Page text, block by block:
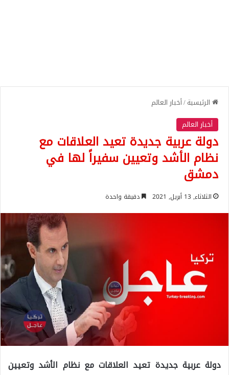
الرئيسية/أخبار العالم
أخبار العالم
دولة عربية جديدة تعيد العلاقات مع
نظام الأشد وتعيين سفيراً لها في
دمشق
الثلاثاء, 13 أبريل, 2021 دقيقة واحدة
دولة عربية جديدة تعيد العلاقات مع نظام الأشد وتعيين